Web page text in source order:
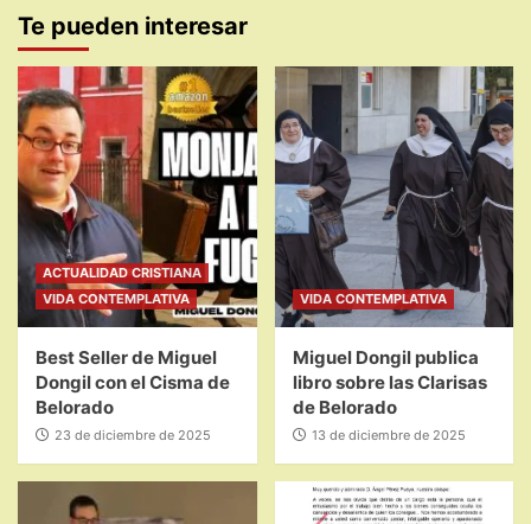
Te pueden interesar
ACTUALIDAD CRISTIANA
VIDA CONTEMPLATIVA
Best Seller de Miguel
Dongil con el Cisma de
Belorado
23 de diciembre de 2025
VIDA CONTEMPLATIVA
Miguel Dongil publica
libro sobre las Clarisas
de Belorado
13 de diciembre de 2025